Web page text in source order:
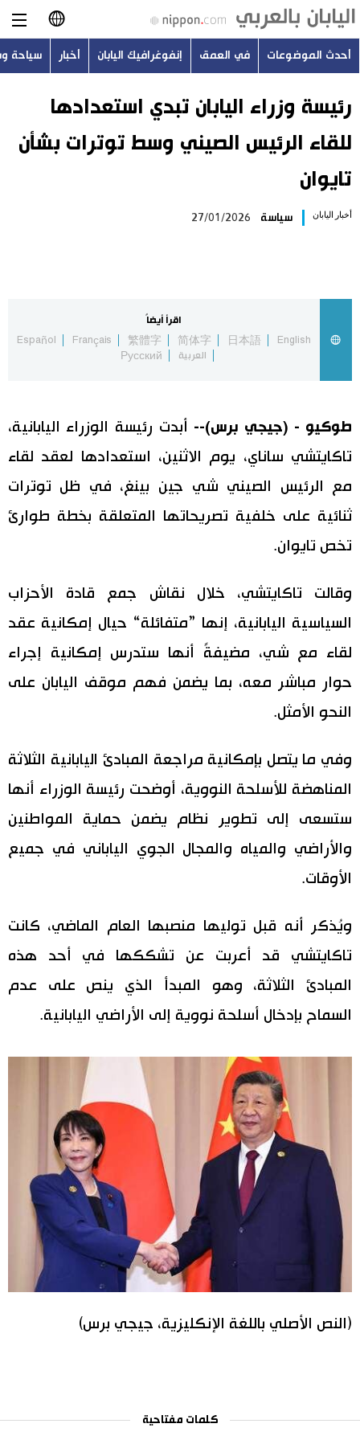
日本語
English
简体字
أحدث الموضوعات
سياحة وسفر
اليابان في فيديو
مانغا وأنيمي
الأقسام
تجارب وآراء
سياسة
اقتصاد
مجتمع
ثقافة
لايف ستايل
طوكيو
إعلان
اللغة اليابانية
موسوعة اليابان
هو وهي
المطبخ الياباني
تواصل معنا
أحدث الموضوعات في العمق إنفوغرافيك اليابان أخبار سياحة
رئيسة وزراء اليابان تبدي استعدادها
للقاء الرئيس الصيني وسط توترات بشأن
تايوان
أخبار اليابان سياسة 27/01/2026
اقرأ أيضاً
English
日本語
简体字
繁體字
Français
Español
العربية
Русский
طوكيو - (جيجي برس)-- أبدت رئيسة الوزراء اليابانية،
تاكايتشي ساناي، يوم الاثنين، استعدادها لعقد لقاء
مع الرئيس الصيني شي جين بينغ، في ظل توترات
ثنائية على خلفية تصريحاتها المتعلقة بخطة طوارئ
تخص تايوان.
وقالت تاكايتشي، خلال نقاش جمع قادة الأحزاب
السياسية اليابانية، إنها ”متفائلة“ حيال إمكانية عقد
لقاء مع شي، مضيفةً أنها ستدرس إمكانية إجراء
حوار مباشر معه، بما يضمن فهم موقف اليابان على
النحو الأمثل.
وفي ما يتصل بإمكانية مراجعة المبادئ اليابانية الثلاثة
المناهضة للأسلحة النووية، أوضحت رئيسة الوزراء أنها
ستسعى إلى تطوير نظام يضمن حماية المواطنين
والأراضي والمياه والمجال الجوي الياباني في جميع
الأوقات.
ويُذكر أنه قبل توليها منصبها العام الماضي، كانت
تاكايتشي قد أعربت عن تشككها في أحد هذه
المبادئ الثلاثة، وهو المبدأ الذي ينص على عدم
السماح بإدخال أسلحة نووية إلى الأراضي اليابانية.
(النص الأصلي باللغة الإنكليزية، جيجي برس)
كلمات مفتاحية